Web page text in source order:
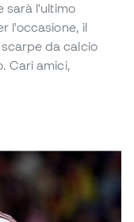
sarà l'ultimo
l'occasione, il
da calcio
Cari amici,